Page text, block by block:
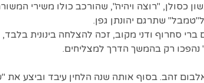
הראשון כסולן, "רוצה ויהיה", שהורכב כולו משירי
שתרגם יהונתן גפן.
ברי סחרוף ודני מקוב, זכה להצלחה בינונית
רק בהמשך הדרך למצליחים.
זהב. בסוף אותה שנה הלחין עיבד וביצע את